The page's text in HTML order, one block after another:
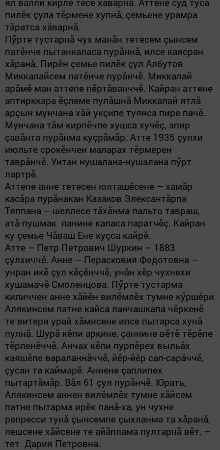
пилӗк çула тӗрмене хупнă, çемьене урамра
тăратса хăварнă.
Пӳрте тустарнă чух манăн тетесем çынсем
патӗнче пытанкаласа пурăннă, илсе каясран
хăранă. Пирӗн çемье пилӗк çул Албутов
Миккалайсем патӗнче пурăнчӗ. Миккалай
арăмӗ ман аттепе пӗртăванччӗ. Кайран аттене
аптирккара ӗçлеме пулăшнă Миккалай ятлă
арçын мунчана хăй укçипе туянса пире пачӗ.
Мунчана тăм кирпӗчпе хушса хучӗç, эпир
çавăнта пурăнма куçрăмăр. Атте 1935 çулхи
июльте срокӗнчен маларах тӗрмерен
таврăнчӗ. Унтан нушалана-нушалана пӳрт
лартрӗ.
Аттепе анне тетесен юлташӗсене – хамăр
касăра пурăнакан Казаков Элексантăрпа
Тяппана – шеллесе тăхăнма пальто тавраш,
атă-пушмак панине каласа паратчӗç. Кайран
ку çемье Чăваш Ене куçса кайрӗ.
Атте – Петр Петрович Шуркин – 1883
çулхиччӗ. Анне – Перасковия Федотовна –
унран икӗ çул кӗçӗнччӗ, унăн хӗр чухнехи
хушамачӗ Смоленцова. Пӳрте тустарма
киличчен анне хăйӗн вилӗмлӗх тумне кӳршӗри
Алякинсем патне кайса ланчашкапа чӗркенӗ
те витери урай хăмисене илсе пытарса хунă
пулнă. Шурă кӗпи аркине, çаннине вӗтӗ тӗрӗпе
тӗрленӗччӗ. Анчах кӗпи пурпӗрех выльăх
каяшӗпе вараланнăччӗ, йӗр-йӗр сап-сарăччӗ,
çусан та каймарӗ. Аннене çаплипех
пытартăмăр. Вăл 61 çул пурăнчӗ. Юрать,
Алякинсем аннен вилӗмлӗх тумне хăйсем
патне пытарма ирӗк панă-ха, ун чухне
репресси тунă çынсемпе çыхланма та хăранă,
лешсене хăйсене те айăплама пултарнă вӗт, –
тет Дария Петровна.